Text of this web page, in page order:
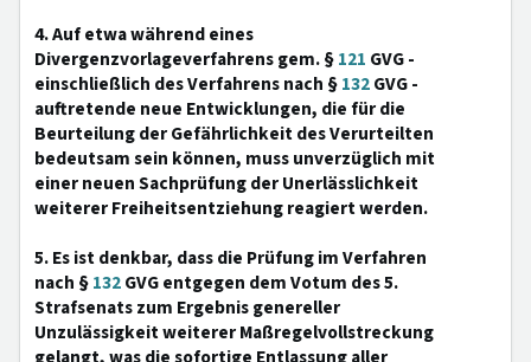
4. Auf etwa während eines
Divergenzvorlageverfahrens gem. §121 GVG -
einschließlich des Verfahrens nach §132GVG -
auftretende neue Entwicklungen, die für die
Beurteilung der Gefährlichkeit des Verurteilten
bedeutsam sein können, muss unverzüglich mit
einer neuen Sachprüfung der Unerlässlichkeit
weiterer Freiheitsentziehung reagiert werden.
5. Es ist denkbar, dass die Prüfung im Verfahren
nach §132GVG entgegen dem Votum des 5.
Strafsenats zum Ergebnis genereller
Unzulässigkeit weiterer Maßregelvollstreckung